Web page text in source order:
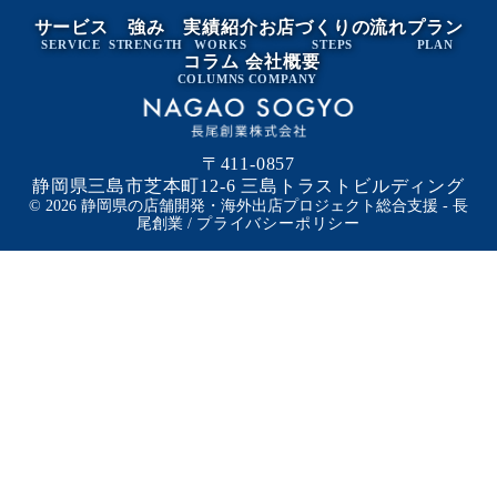
サービス
SERVICE
強み
STRENGTH
実績紹介
WORKS
お店づくりの流れ
STEPS
プラン
PLAN
コラム
COLUMNS
会社概要
COMPANY
〒411-0857
静岡県三島市芝本町12-6 三島トラストビルディング
© 2026 静岡県の店舗開発・海外出店プロジェクト総合支援 - 長
尾創業 / プライバシーポリシー